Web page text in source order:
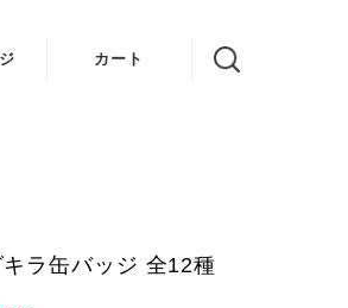
カート
ラ缶バッジ 全12種